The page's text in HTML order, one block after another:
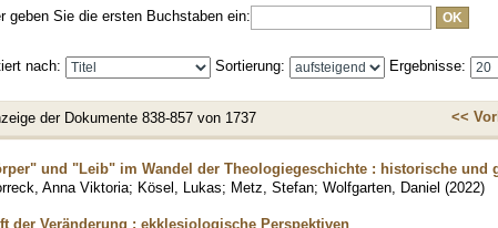
geben Sie die ersten Buchstaben ein:
nach: Sortierung: Ergebnisse:
der Dokumente 838-857 von 1737 <<
und "Leib" im Wandel der Theologiegeschichte : historische und
Anna Viktoria; Kösel, Lukas; Metz, Stefan; Wolfgarten, Daniel (2022)
der Veränderung : ekklesiologische Perspektiven